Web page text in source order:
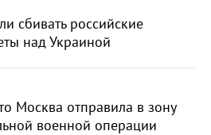
сбивать российские
над Украиной
Москва отправила в зону
военной операции